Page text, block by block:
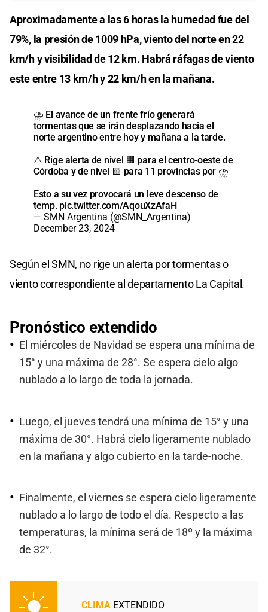
Aproximadamente a las 6 horas la humedad fue del
79%, la presión de 1009 hPa, viento del norte en 22
km/h y visibilidad de 12 km. Habrá ráfagas de viento
este entre 13 km/h y 22 km/h en la mañana.
⛈️ El avance de un frente frío generará
tormentas que se irán desplazando hacia el
norte argentino entre hoy y mañana a la tarde.
⚠️ Rige alerta de nivel 🟧 para el centro-oeste de
Córdoba y de nivel 🟨 para 11 provincias por ⛈️
Esto a su vez provocará un leve descenso de
temp. pic.twitter.com/AqouXzAfaH
— SMN Argentina (@SMN_Argentina)
December 23, 2024
Según el SMN, no rige un alerta por tormentas o
viento correspondiente al departamento La Capital.
Pronóstico extendido
El miércoles de Navidad se espera una mínima de
15° y una máxima de 28°. Se espera cielo algo
nublado a lo largo de toda la jornada.
Luego, el jueves tendrá una mínima de 15° y una
máxima de 30°. Habrá cielo ligeramente nublado
en la mañana y algo cubierto en la tarde-noche.
Finalmente, el viernes se espera cielo ligeramente
nublado a lo largo de todo el día. Respecto a las
temperaturas, la mínima será de 18º y la máxima
de 32°.
CLIMA EXTENDIDO